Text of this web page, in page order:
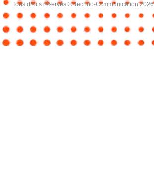
Tous droits réservés © Techno-Communication 2026